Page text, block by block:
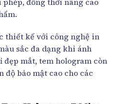
thiết kế với công nghệ in
sắc đa dạng khi ánh
đẹp mắt, tem hologram còn
độ bảo mật cao cho các